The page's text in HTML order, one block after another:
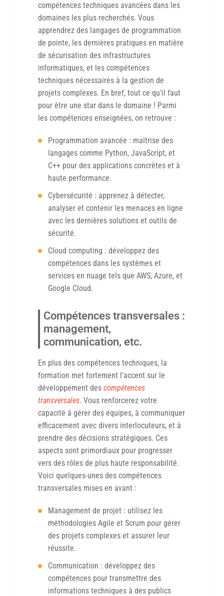
compétences techniques avancées dans les
domaines les plus recherchés. Vous
apprendrez des langages de programmation
de pointe, les dernières pratiques en matière
de sécurisation des infrastructures
informatiques, et les compétences
techniques nécessaires à la gestion de
projets complexes. En bref, tout ce qu’il faut
pour être une star dans le domaine ! Parmi
les compétences enseignées, on retrouve :
Programmation avancée : maîtrise des
langages comme Python, JavaScript, et
C++ pour des applications concrètes et à
haute performance.
Cybersécurité : apprenez à détecter,
analyser et contenir les menaces en ligne
avec les dernières solutions et outils de
sécurité.
Cloud computing : développez des
compétences dans les systèmes et
services en nuage tels que AWS, Azure, et
Google Cloud.
Compétences transversales :
management,
communication, etc.
En plus des compétences techniques, la
formation met fortement l’accent sur le
développement des compétences
transversales. Vous renforcerez votre
capacité à gérer des équipes, à communiquer
efficacement avec divers interlocuteurs, et à
prendre des décisions stratégiques. Ces
aspects sont primordiaux pour progresser
vers des rôles de plus haute responsabilité.
Voici quelques-unes des compétences
transversales mises en avant :
Management de projet : utilisez les
méthodologies Agile et Scrum pour gérer
des projets complexes et assurer leur
réussite.
Communication : développez des
compétences pour transmettre des
informations techniques à des publics